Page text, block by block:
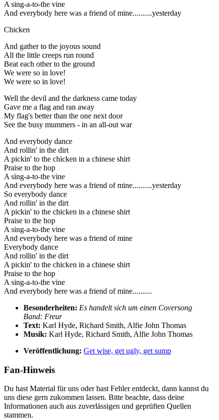
A sing-a-to-the vine
And everybody here was a friend of mine..........yesterday
Chicken
And gather to the joyous sound
All the little creeps run round
Beat each other to the ground
We were so in love!
We were so in love!
Well the devil and the darkness came today
Gave me a flag and ran away
My flag's better than the one next door
See the busy mummers - in an all-out war
And everybody dance
And rollin' in the dirt
A pickin' to the chicken in a chinese shirt
Praise to the hop
A sing-a-to-the vine
And everybody here was a friend of mine..........yesterday
So everybody dance
And rollin' in the dirt
A pickin' to the chicken in a chinese shirt
Praise to the hop
A sing-a-to-the vine
And everybody here was a friend of mine
Everybody dance
And rollin' in the dirt
A pickin' to the chicken in a chinese shirt
Praise to the hop
A sing-a-to-the vine
And everybody here was a friend of mine..........
Besonderheiten: Es handelt sich um einen Coversong
Band: Freur
Text: Karl Hyde, Richard Smith, Alfie John Thomas
Musik: Karl Hyde, Richard Smith, Alfie John Thomas
Veröffentlichung: Get wise, get ugly, get sump
Fan-Hinweis
Du hast Material für uns oder hast Fehler entdeckt, dann kannst du
uns diese gern zukommen lassen. Bitte beachte, dass deine
Informationen auch aus zuverlässigen und geprüften Quellen
stammen.